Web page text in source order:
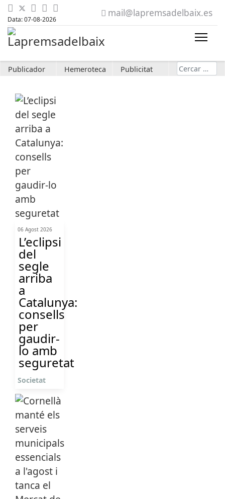
Data: 07-08-2026
mail@lapremsadelbaix.es
Publicador Hemeroteca Publicitat Cerca
06 Agost 2026
L’eclipsi
del
segle
arriba
a
Catalunya:
consells
per
gaudir-
lo amb
seguretat
Societat